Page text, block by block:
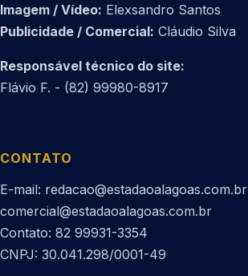
Imagem / Vídeo: Elexsandro Santos
Publicidade / Comercial: Cláudio Silva
Responsável técnico do site:
Flávio F. - (82) 99980-8917
CONTATO
E-mail: redacao@estadaoalagoas.com.br
comercial@estadaoalagoas.com.br
Contato: 82 99931-3354
CNPJ: 30.041.298/0001-49